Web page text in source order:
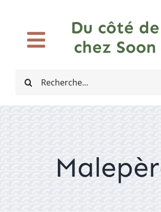
contenu
Rechercher:
Toggle
Navigation
Bières
Du côté de
chez Soon